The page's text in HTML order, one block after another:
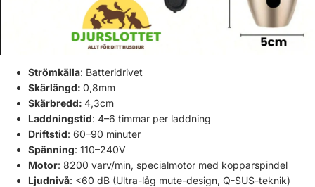
Strömkälla: Batteridrivet
Skärlängd: 0,8mm
Skärbredd: 4,3cm
Laddningstid: 4–6 timmar per laddning
Driftstid: 60–90 minuter
Spänning: 110–240V
Motor: 8200 varv/min, specialmotor med kopparspindel
Ljudnivå: <60 dB (Ultra-låg mute-design, Q-SUS-teknik)